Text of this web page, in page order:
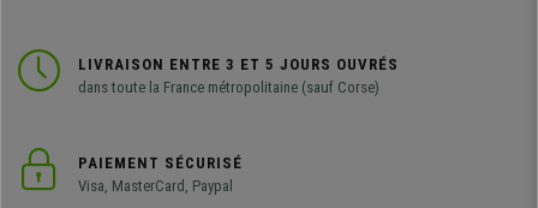
LIVRAISON ENTRE 3 ET 5 JOURS OUVRÉS
dans toute la France métropolitaine (sauf Corse)
PAIEMENT SÉCURISÉ
Visa, MasterCard, Paypal